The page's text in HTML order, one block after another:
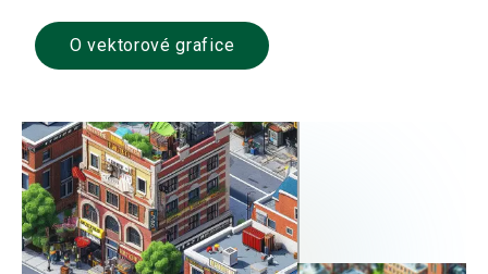
O vektorové grafice